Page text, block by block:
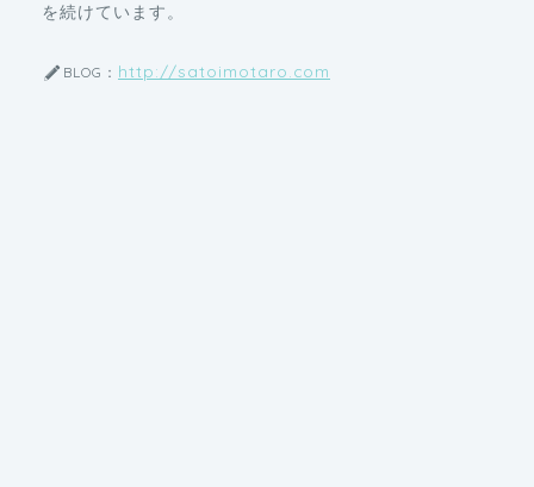
を続けています。
BLOG： http://satoimotaro.com